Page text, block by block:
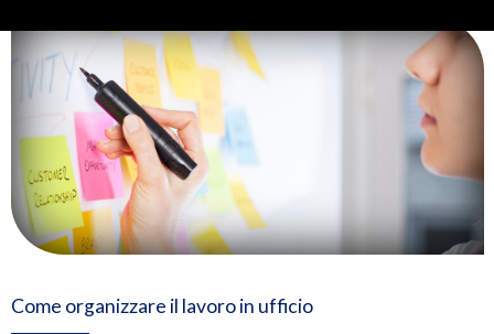
Come organizzare il lavoro in ufficio